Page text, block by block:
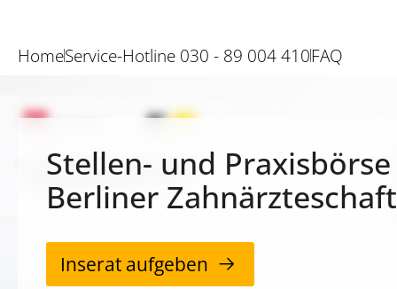
HomeService-Hotline 030 - 89 004 410FAQ
Stellen- und
Berliner Zahnärzteschaft
Inserat aufgeben